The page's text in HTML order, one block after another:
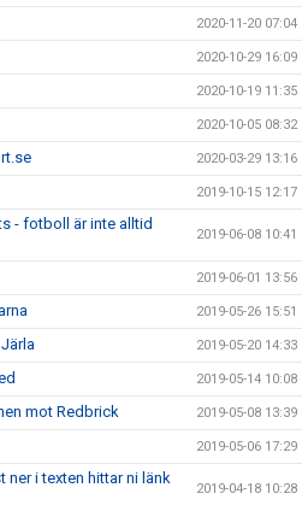
2020-11-20 07:04
2020-10-29 16:09
2020-10-19 11:35
2020-10-05 08:32
2020-03-29 13:16
2019-10-15 12:17
- fotboll är inte alltid
2019-06-08 10:41
2019-06-01 13:56
2019-05-26 15:51
2019-05-20 14:33
2019-05-14 10:08
mot Redbrick 2019-05-08 13:39
2019-05-06 17:29
i texten hittar ni länk
2019-04-18 10:28